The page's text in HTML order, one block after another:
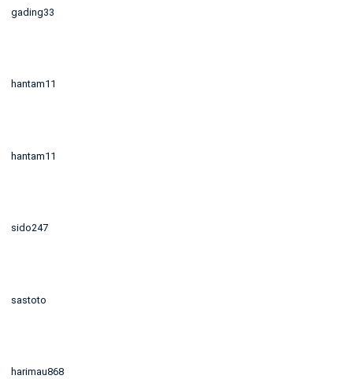
gading33
hantam11
hantam11
sido247
sastoto
harimau868